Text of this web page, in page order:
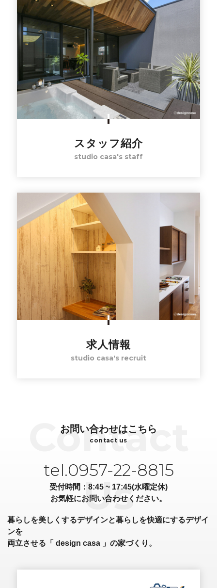
スタッフ紹介
studio casa's staff
求人情報
studio casa's recruit
お問い合わせはこちら
contact us
tel.0957-22-8815
受付時間：8:45 ~ 17:45(水曜定休)
お気軽にお問い合わせください。
暮らしを美しくするデザインと暮らしを快適にするデザイ
ンを
両立させる「 design casa 」の家づくり。